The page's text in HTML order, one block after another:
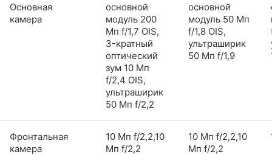
Основная
камера
основной
модуль 200
Мп f/1,7 OIS,
3-кратный
оптический
зум 10 Мп
f/2,4 OIS,
ультраширик
50 Мп f/2,2
основной
модуль 50 Мп
f/1,8 OIS,
ультраширик
50 Мп f/1,9
Фронтальная
камера
10 Мп f/2,2,10
Мп f/2,2
10 Мп f/2,2,10
Мп f/2,2